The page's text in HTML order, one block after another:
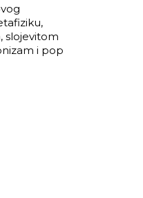
slojevitom
i pop